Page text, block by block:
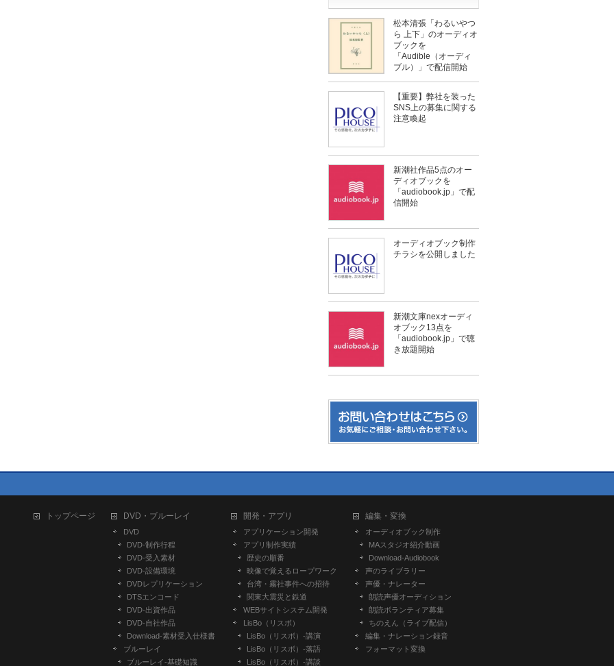
松本清張「わるいやつ
ら 上下」のオーディオ
ブックを
「Audible（オーディ
ブル）」で配信開始
【重要】弊社を装った
SNS上の募集に関する
注意喚起
新潮社作品5点のオー
ディオブックを
「audiobook.jp」で配
信開始
オーディオブック制作
チラシを公開しました
新潮文庫nexオーディ
オブック13点を
「audiobook.jp」で聴
き放題開始
トップページ DVD・ブルーレイ
DVD
DVD-制作行程
DVD-受入素材
DVD-設備環境
DVDレプリケーション
DTSエンコード
DVD-出資作品
DVD-自社作品
​Download-素材受入仕様書
ブルーレイ
ブルーレイ-基礎知識
開発・アプリ
アプリケーション開発
アプリ制作実績
歴史の順番
映像で覚えるロープワーク
台湾・霧社事件への招待
関東大震災と鉄道
WEBサイトシステム開発
LisBo（リスボ）
LisBo（リスボ）-講演
LisBo（リスボ）-落語
LisBo（リスボ）-講談
編集・変換
オーディオブック制作
MAスタジオ紹介動画
Download-Audiobook
声のライブラリー
声優・ナレーター
朗読声優オーディション
朗読ボランティア募集
ちのえん（ライブ配信）
編集・ナレーション録音
フォーマット変換